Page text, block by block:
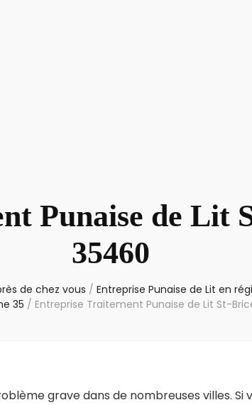
Punaise de Lit
35460
de chez vous / Entreprise Punaise de Lit en
35 / Entreprise Traitement Punaise de Lit St-
grave dans de nombreuses villes. Si